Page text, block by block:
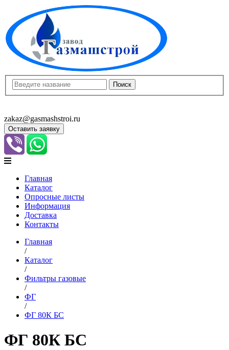
zakaz@gasmashstroi.ru
Оставить заявку
Главная
Каталог
Опросные листы
Информация
Доставка
Контакты
Главная
/
Каталог
/
Фильтры газовые
/
ФГ
/
ФГ 80К БС
ФГ 80К БС